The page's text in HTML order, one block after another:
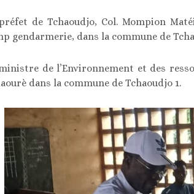
de Tchaoudjo, Col. Mompion
gendarmerie, dans la commune de
de l’Environnement et des
dans la commune de Tchaoudjo 1.